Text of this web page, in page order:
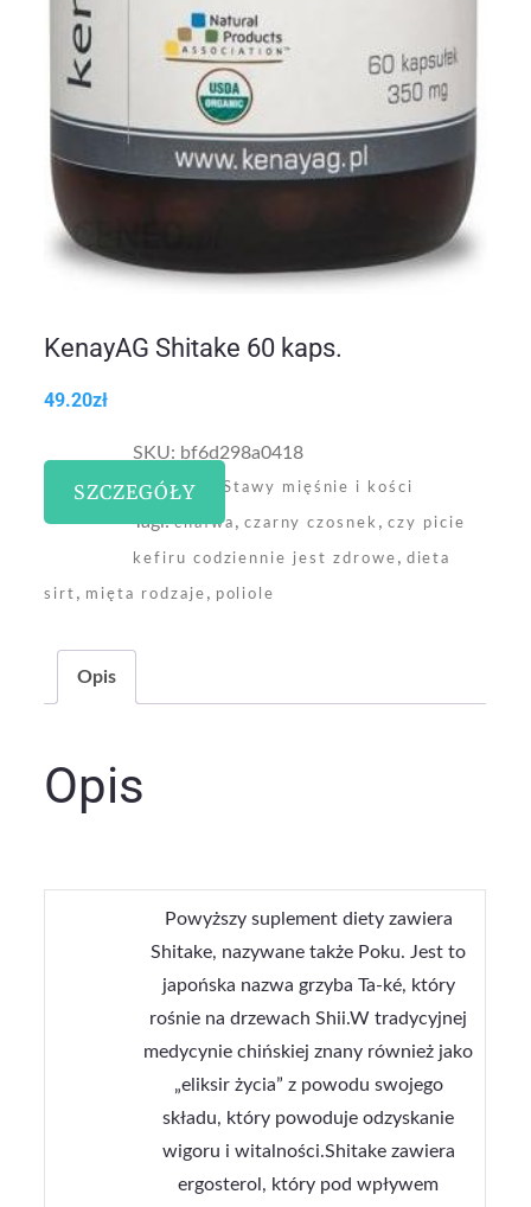
KenayAG Shitake 60 kaps.
49.20zł
SZCZEGÓŁY
SKU: bf6d298a0418
Kategoria:
Stawy mięśnie i kości
Tagi:chałwa , czarny czosnek ,czy picie
kefiru codziennie jest zdrowe , dieta
sirt , mięta rodzaje , poliole
Opis
Opis
Powyższy suplement diety zawiera
Shitake, nazywane także Poku. Jest to
japońska nazwa grzyba Ta-ké, który
rośnie na drzewach Shii.W tradycyjnej
medycynie chińskiej znany również jako
„eliksir życia” z powodu swojego
składu, który powoduje odzyskanie
wigoru i witalności.Shitake zawiera
ergosterol, który pod wpływem